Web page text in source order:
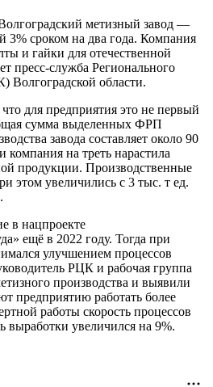
метизный завод —
3% сроком на два года. Компания
и гайки для отечественной
пресс-служба Регионального
Волгоградской области.
для предприятия это не первый
сумма выделенных ФРП
завода составляет около 90
компания на треть нарастила
продукции. Производственные
этом увеличились с 3 тыс. т ед.
в нацпроекте
ещё в 2022 году. Тогда при
улучшением процессов
РЦК и рабочая группа
производства и выявили
предприятию работать более
работы скорость процессов
выработки увеличился на 9%.